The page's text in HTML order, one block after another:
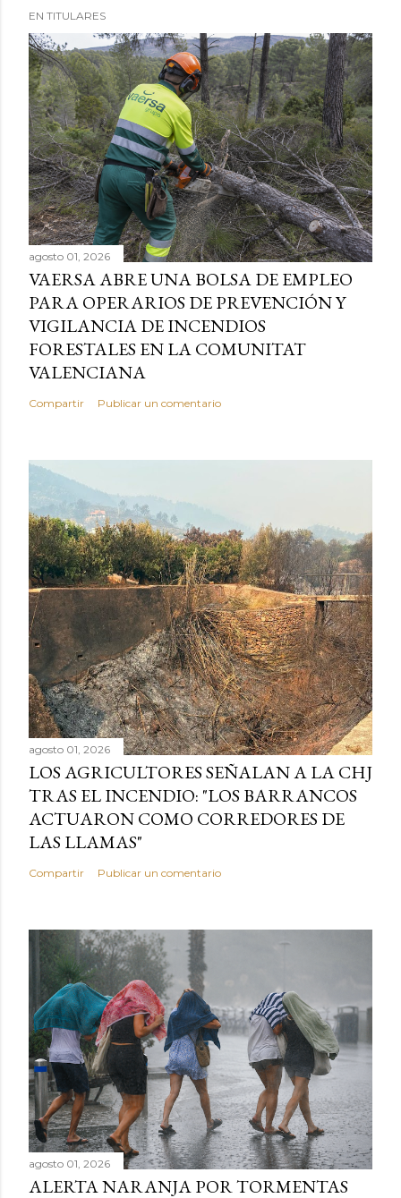
EN TITULARES
agosto 01, 2026
VAERSA ABRE UNA BOLSA DE EMPLEO
PARA OPERARIOS DE PREVENCIÓN Y
VIGILANCIA DE INCENDIOS
FORESTALES EN LA COMUNITAT
VALENCIANA
Compartir Publicar un comentario
agosto 01, 2026
LOS AGRICULTORES SEÑALAN A LA CHJ
TRAS EL INCENDIO: "LOS BARRANCOS
ACTUARON COMO CORREDORES DE
LAS LLAMAS"
Compartir Publicar un comentario
agosto 01, 2026
ALERTA NARANJA POR TORMENTAS